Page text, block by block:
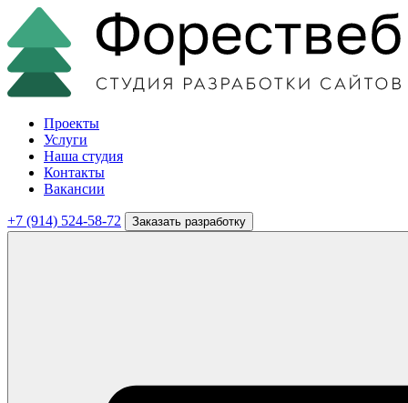
Проекты
Услуги
Наша студия
Контакты
Вакансии
+7 (914) 524-58-72 Заказать разработку